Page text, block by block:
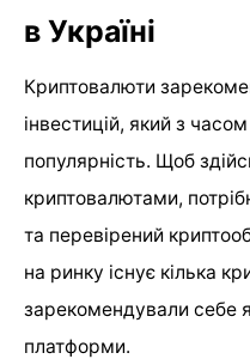
в Україні
Криптовалюти
інвестицій, який з
популярність. Щоб
криптовалютами,
та перевірений
на ринку існує кілька
зарекомендували себе
платформи.